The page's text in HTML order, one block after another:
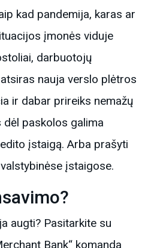
kad pandemija, karas ar
įmonės viduje
darbuotojų
nauja verslo plėtros
ir dabar prireiks nemažų
dėl paskolos galima
įstaigą. Arba prašyti
įstaigose.
augti? Pasitarkite su
Bank“ komanda